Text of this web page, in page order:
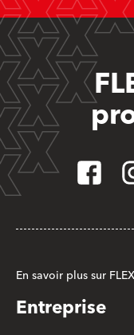
En savoir plus sur FLEX
Entreprise